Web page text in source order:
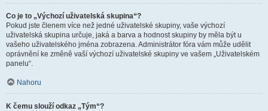
Co je to „Výchozí uživatelská skupina“?
Pokud jste členem více než jedné uživatelské skupiny, vaše výchozí
uživatelská skupina určuje, jaká a barva a hodnost skupiny by měla být u
vašeho uživatelského jména zobrazena. Administrátor fóra vám může udělit
oprávnění ke změně vaší výchozí uživatelské skupiny ve vašem „Uživatelském
panelu“.
Nahoru
K čemu slouží odkaz „Tým“?